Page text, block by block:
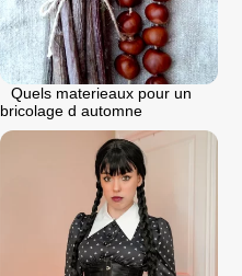
Quels materieaux pour un
bricolage d automne